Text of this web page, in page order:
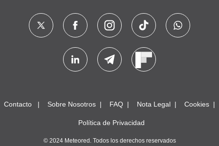
Contacto Sobre Nosotros FAQ Nota Legal Cookies
Política de Privacidad
© 2024 Meteored. Todos los derechos reservados